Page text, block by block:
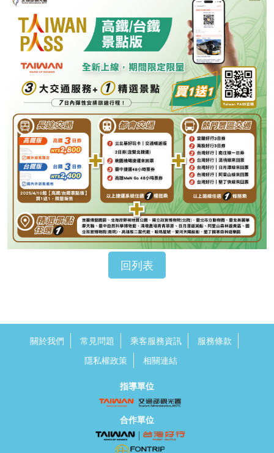
回列表
關於我們 常見問題 乘客服務資訊
服務條款
隱私權政策
相關連結
指導單位
合作單位